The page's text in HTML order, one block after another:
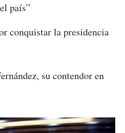
país”
conquistar la presidencia
su contendor en